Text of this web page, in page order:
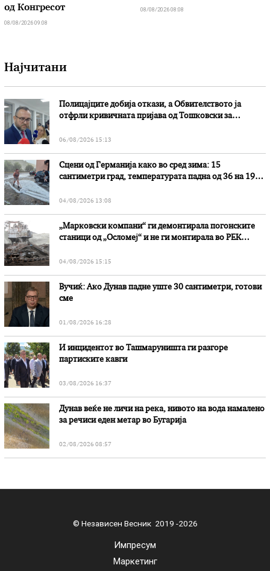
од Конгресот
08/08/2026 09:08
08/08/2026 08:08
Најчитани
Полицајците добија откази, а Обвителството ја
отфрли кривичната пријава од Тошковски за
06/08/2026 15:13
Сцени од Германија како во сред зима: 15
сантиметри град, температурата падна од 36 на 19
04/08/2026 13:08
„Марковски компани“ ги демонтирала погонските
станици од „Осломеј“ и не ги монтирала во РЕК
04/08/2026 15:15
Вучиќ: Ако Дунав падне уште 30 сантиметри, готови
сме
01/08/2026 16:28
И инцидентот во Ташмаруништa ги разгоре
партиските кавги
03/08/2026 16:37
Дунав веќе не личи на река, нивото на вода намалено
за речиси еден метар во Бугарија
02/08/2026 08:57
© Независен Весник 2019 -2026
Импресум
Маркетинг